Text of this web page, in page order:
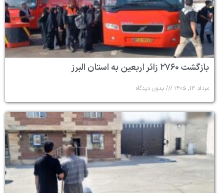
بازگشت ۲۷۶۰ زائر اربعین به استان البرز
مرداد ۱۳, ۱۴۰۵ بدون دیدگاه